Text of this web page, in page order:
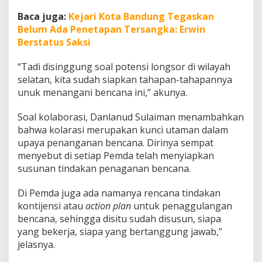
Baca juga: Kejari Kota Bandung Tegaskan
Belum Ada Penetapan Tersangka: Erwin
Berstatus Saksi
“Tadi disinggung soal potensi longsor di wilayah
selatan, kita sudah siapkan tahapan-tahapannya
unuk menangani bencana ini,” akunya.
Soal kolaborasi, Danlanud Sulaiman menambahkan
bahwa kolarasi merupakan kunci utaman dalam
upaya penanganan bencana. Dirinya sempat
menyebut di setiap Pemda telah menyiapkan
susunan tindakan penaganan bencana.
Di Pemda juga ada namanya rencana tindakan
kontijensi atau action plan untuk penaggulangan
bencana, sehingga disitu sudah disusun, siapa
yang bekerja, siapa yang bertanggung jawab,”
jelasnya.